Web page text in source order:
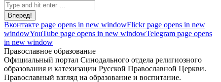
Вконтакте page opens in new windowFlickr page opens in new
windowYouTube page opens in new windowTelegram page opens
in new window
Православное образование
Официальный портал Синодального отдела религиозного
образования и катехизации Русской Православной Церкви.
Православный взгляд на образование и воспитание.